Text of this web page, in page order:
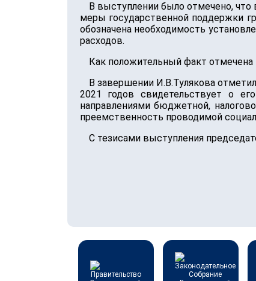
В выступлении было отмечено,
меры государственной поддержки
обозначена необходимость
расходов.
Как положительный факт
В завершении И.В.Тулякова
2021 годов свидетельствует о
направлениями бюджетной,
преемственность проводимой
С тезисами выступления